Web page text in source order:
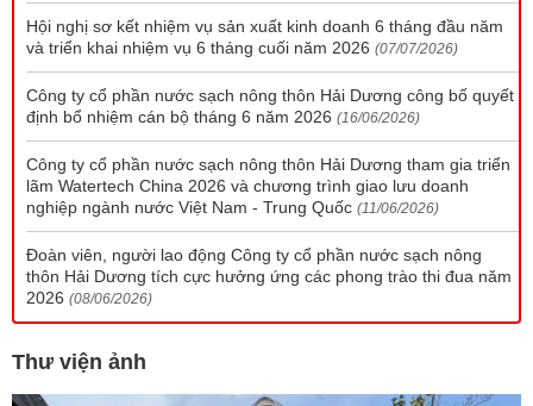
Hội nghị sơ kết nhiệm vụ sản xuất kinh doanh 6 tháng đầu năm
và triển khai nhiệm vụ 6 tháng cuối năm 2026 (07/07/2026)
Công ty cổ phần nước sạch nông thôn Hải Dương công bố quyết
định bổ nhiệm cán bộ tháng 6 năm 2026 (16/06/2026)
Công ty cổ phần nước sạch nông thôn Hải Dương tham gia triển
lãm Watertech China 2026 và chương trình giao lưu doanh
nghiệp ngành nước Việt Nam - Trung Quốc (11/06/2026)
Đoàn viên, người lao động Công ty cổ phần nước sạch nông
thôn Hải Dương tích cực hưởng ứng các phong trào thi đua năm
2026 (08/06/2026)
Thư viện ảnh